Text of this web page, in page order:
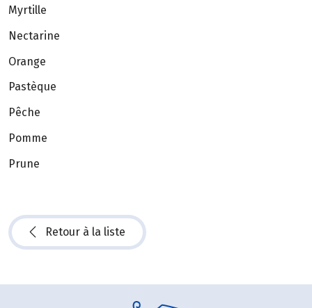
Myrtille
Nectarine
Orange
Pastèque
Pêche
Pomme
Prune
Retour à la liste